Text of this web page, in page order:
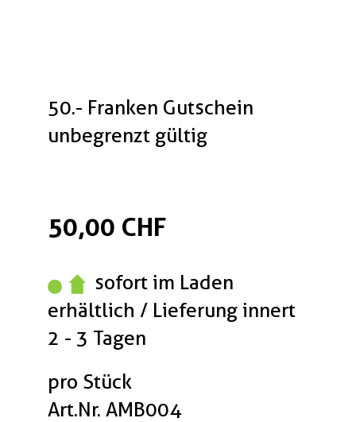
50.- Franken Gutschein
unbegrenzt gültig
50,00 CHF
sofort im Laden
erhältlich / Lieferung innert
2 - 3 Tagen
pro Stück
Art.Nr. AMB004